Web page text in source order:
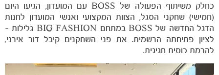
כחלק משיתוף הפעולה של BOSS עם המועדון, הגיעו היום
(חמישי) שחקני הסגל, הצוות המקצועי ואנשי המועדון לחנות
הדגל החדשה של BOSS במתחם BIG FASHION גלילות –
לציון פתיחתה הרשמית. את פני השחקנים קיבל דור אירני,
להרמת כוסית חגיגית.